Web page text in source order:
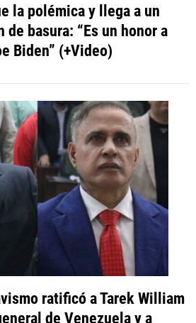
la polémica y llega a un
basura: “Es un honor a
Biden” (+Video)
ratificó a Tarek William
de Venezuela y a